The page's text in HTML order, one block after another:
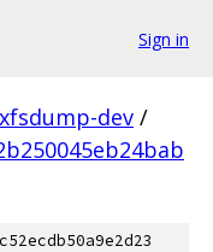
Sign in
xfsdump-dev /